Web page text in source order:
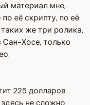
материал мне,
её скрипту, по её
же три ролика,
Хосе, только
225 долларов
не сложно